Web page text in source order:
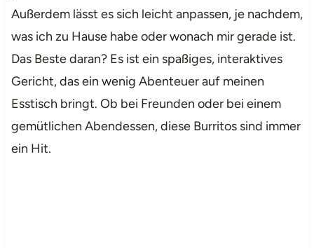
Außerdem lässt es sich leicht anpassen, je nachdem,
was ich zu Hause habe oder wonach mir gerade ist.
Das Beste daran? Es ist ein spaßiges, interaktives
Gericht, das ein wenig Abenteuer auf meinen
Esstisch bringt. Ob bei Freunden oder bei einem
gemütlichen Abendessen, diese Burritos sind immer
ein Hit.